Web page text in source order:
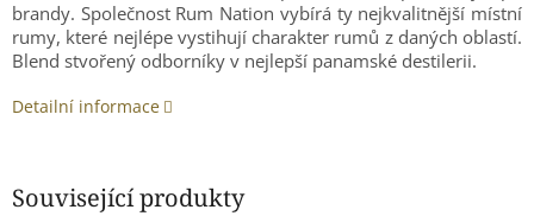
brandy. Společnost Rum Nation vybírá ty nejkvalitnější místní
rumy, které nejlépe vystihují charakter rumů z daných oblastí.
Blend stvořený odborníky v nejlepší panamské destilerii.
Detailní informace
Související produkty